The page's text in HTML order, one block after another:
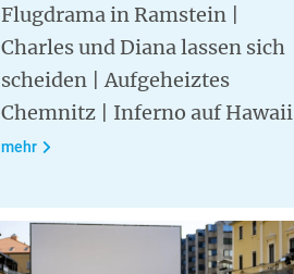
Flugdrama in Ramstein |
Charles und Diana lassen sich
scheiden | Aufgeheiztes
Chemnitz | Inferno auf Hawaii
mehr